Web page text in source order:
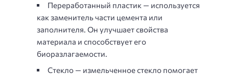
Переработанный пластик — используется
как заменитель части цемента или
заполнителя. Он улучшает свойства
материала и способствует его
биоразлагаемости.
Стекло — измельченное стекло помогает